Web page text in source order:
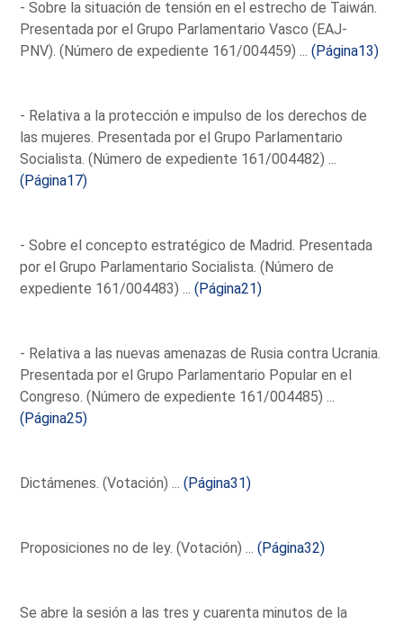
- Sobre la situación de tensión en el estrecho de Taiwán.
Presentada por el Grupo Parlamentario Vasco (EAJ-
PNV). (Número de expediente 161/004459) ...(Página13)
- Relativa a la protección e impulso de los derechos de
las mujeres. Presentada por el Grupo Parlamentario
Socialista. (Número de expediente 161/004482) ...
(Página17)
- Sobre el concepto estratégico de Madrid. Presentada
por el Grupo Parlamentario Socialista. (Número de
expediente 161/004483) ...(Página21)
- Relativa a las nuevas amenazas de Rusia contra Ucrania.
Presentada por el Grupo Parlamentario Popular en el
Congreso. (Número de expediente 161/004485) ...
(Página25)
Dictámenes. (Votación) ...(Página31)
Proposiciones no de ley. (Votación) ...(Página32)
Se abre la sesión a las tres y cuarenta minutos de la